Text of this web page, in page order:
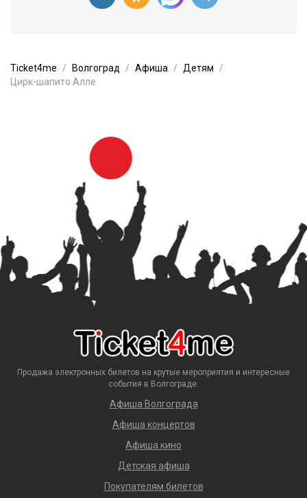
Ticket4me Волгоград Афиша
Детям
Цирк-шапито Алле
Продажа электронных билетов на крутые мероприятия и интересные
события в Волгограде.
Афиша Волгограда
Афиша концертов
Афиша кино
Детская афиша
Покупателям билетов